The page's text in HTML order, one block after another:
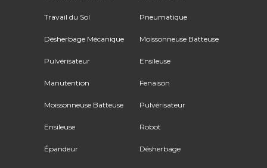
Travail du Sol
Désherbage Mécanique
Pulvérisateur
Manutention
Moissonneuse Batteuse
Ensileuse
Épandeur
Pneumatique
Moissonneuse Batteuse
Ensileuse
Fenaison
Pulvérisateur
Robot
Désherbage